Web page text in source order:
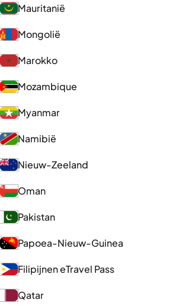
Mauritanië
Mongolië
Marokko
Mozambique
Myanmar
Namibië
Nieuw-Zeeland
Oman
Pakistan
Papoea-Nieuw-Guinea
Filipijnen eTravel Pass
Qatar